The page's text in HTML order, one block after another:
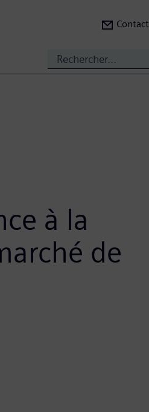
Contact
à la
de